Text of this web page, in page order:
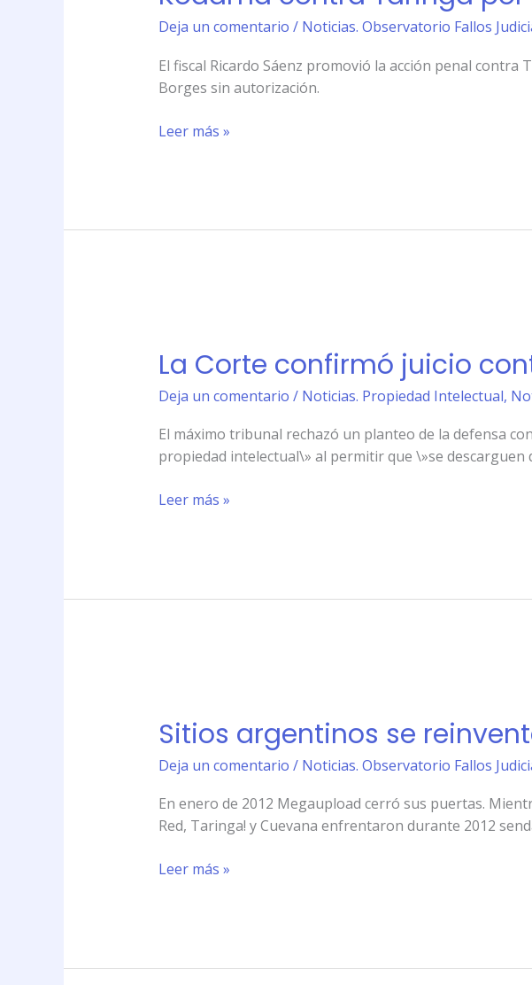
Deja un comentario / Noticias. Observatorio Fallos
El fiscal Ricardo Sáenz promovió la acción penal
Borges sin autorización.
los
derechos
de
autor
de
Leer más »
La Corte confirmó juicio
Deja un comentario / Noticias. Propiedad Intelectual,
El máximo tribunal rechazó un planteo de la defensa
propiedad intelectual\» al permitir que \»se
confirmó
contra
los
dueños
de
Taringa
Leer más »
Sitios argentinos se
Deja un comentario / Noticias. Observatorio Fallos
En enero de 2012 Megaupload cerró sus puertas.
Red, Taringa! y Cuevana enfrentaron durante 2012
se
tras
sufrir
conflictos
Leer más »